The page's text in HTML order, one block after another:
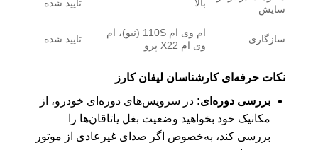
سایش
بالا تایید شده
سازگاری
ام وی ام 110S (نیو)، ام
وی ام X22 پرو
تایید شده
نکات حرفه‌ای کارشناسان لیفان کارز
بررسی دوره‌ای: در سرویس‌های دوره‌ای خودرو، از
مکانیک خود بخواهید وضعیت بغل یاتاقان‌ها را
بررسی کند، به‌خصوص اگر صدای غیرعادی از موتور